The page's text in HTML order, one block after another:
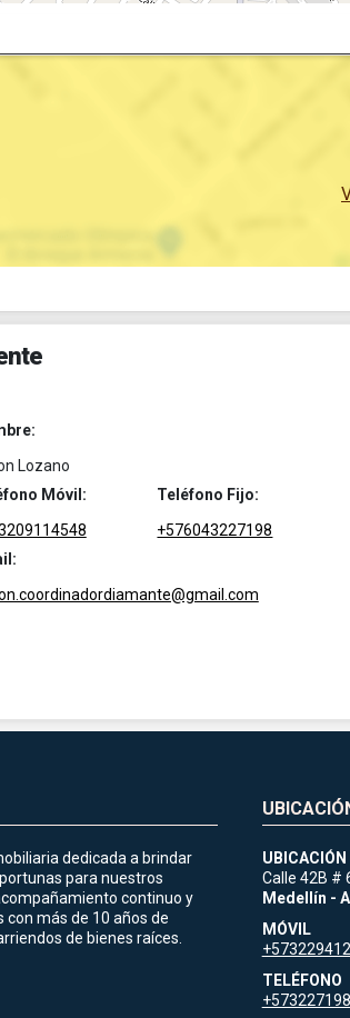
Lozano
Móvil:
Teléfono Fijo:
+576043227198
dedicada a brindar
para nuestros
continuo y
más de 10 años de
de bienes raíces.
UBICACIÓN
Calle 42B #
Medellín -
MÓVIL
TELÉFONO
+573227198